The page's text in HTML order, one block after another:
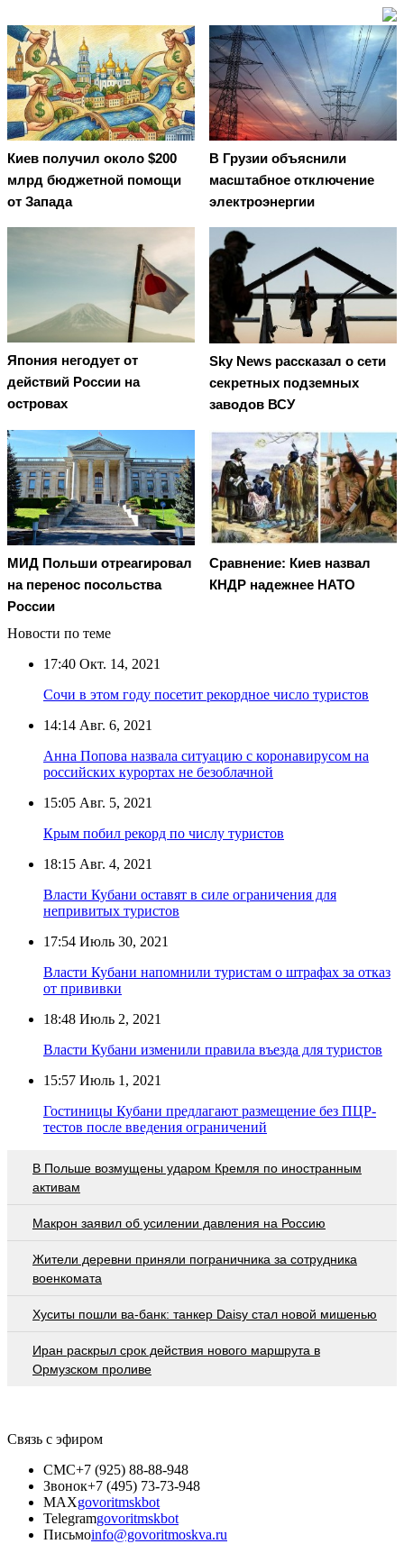
Киев получил около $200
млрд бюджетной помощи
от Запада
В Грузии объяснили
масштабное отключение
электроэнергии
Япония негодует от
действий России на
островах
Sky News рассказал о сети
секретных подземных
заводов ВСУ
МИД Польши отреагировал
на перенос посольства
России
Сравнение: Киев назвал
КНДР надежнее НАТО
Новости по теме
17:40 Окт. 14, 2021
Сочи в этом году посетит рекордное число туристов
14:14 Авг. 6, 2021
Анна Попова назвала ситуацию с коронавирусом на
российских курортах не безоблачной
15:05 Авг. 5, 2021
Крым побил рекорд по числу туристов
18:15 Авг. 4, 2021
Власти Кубани оставят в силе ограничения для
непривитых туристов
17:54 Июль 30, 2021
Власти Кубани напомнили туристам о штрафах за отказ
от прививки
18:48 Июль 2, 2021
Власти Кубани изменили правила въезда для туристов
15:57 Июль 1, 2021
Гостиницы Кубани предлагают размещение без ПЦР-
тестов после введения ограничений
В Польше возмущены ударом Кремля по иностранным
активам
Макрон заявил об усилении давления на Россию
Жители деревни приняли пограничника за сотрудника
военкомата
Хуситы пошли ва-банк: танкер Daisy стал новой мишенью
Иран раскрыл срок действия нового маршрута в
Ормузском проливе
Связь с эфиром
СМС+7 (925) 88-88-948
Звонок+7 (495) 73-73-948
MAXgovoritmskbot
Telegramgovoritmskbot
Письмоinfo@govoritmoskva.ru